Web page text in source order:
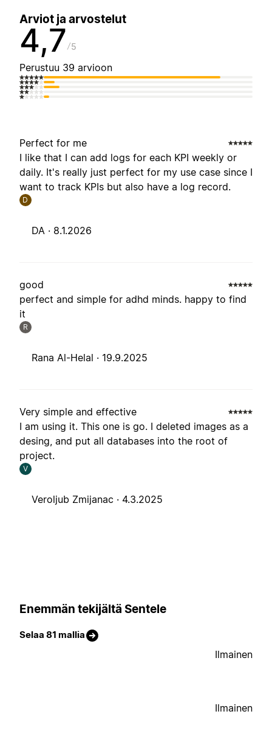
Arviot ja arvostelut
4,7 5
Perustuu 39 arvioon
Perfect for me
I like that I can add logs for each KPI weekly or
daily. It's really just perfect for my use case since I
want to track KPIs but also have a log record.
D
DA · 8.1.2026
good
perfect and simple for adhd minds. happy to find
it
R
Rana Al-Helal · 19.9.2025
Very simple and effective
I am using it. This one is go. I deleted images as a
desing, and put all databases into the root of
project.
V
Veroljub Zmijanac · 4.3.2025
Enemmän tekijältä Sentele
Selaa 81 mallia
Ilmainen
Ilmainen